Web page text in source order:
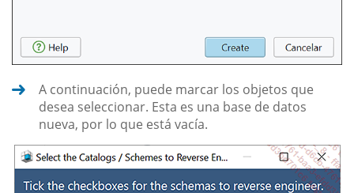
A continuación, puede marcar los objetos que
desea seleccionar. Esta es una base de datos
nueva, por lo que está vacía.